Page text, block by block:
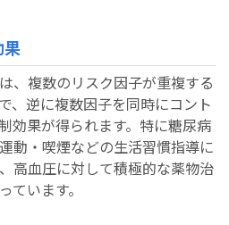
果
、複数のリスク因子が重複する
、逆に複数因子を同時にコント
効果が得られます。特に糖尿病
動・喫煙などの生活習慣指導に
高血圧に対して積極的な薬物治
ています。